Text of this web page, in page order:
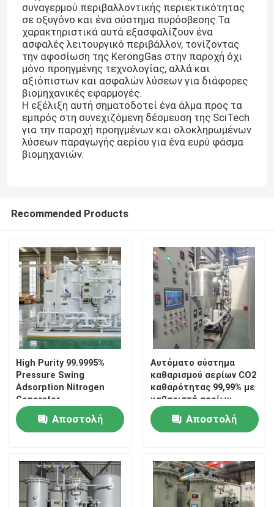
Σπίτι
Προϊόντα
Σχετικά με εμάς
Επισκεψή εργοστασίου
Έλεγχος ποιότητας
Επικοινωνήστε μαζί μας
συναγερμού περιβαλλοντικής περιεκτικότητας
σε οξυγόνο και ένα σύστημα πυρόσβεσης.Τα
χαρακτηριστικά αυτά εξασφαλίζουν ένα
ασφαλές λειτουργικό περιβάλλον, τονίζοντας
την αφοσίωση της KerongGas στην παροχή όχι
μόνο προηγμένης τεχνολογίας, αλλά και
αξιόπιστων και ασφαλών λύσεων για διάφορες
βιομηχανικές εφαρμογές.
Η εξέλιξη αυτή σηματοδοτεί ένα άλμα προς τα
εμπρός στη συνεχιζόμενη δέσμευση της SciTech
για την παροχή προηγμένων και ολοκληρωμένων
λύσεων παραγωγής αερίου για ένα ευρύ φάσμα
βιομηχανιών.
Recommended Products
High Purity 99.9995%
Pressure Swing
Adsorption Nitrogen
Generator
Αποστολή
Αυτόματο σύστημα
καθαρισμού αερίων CO2
καθαρότητας 99,99% με
καθαριστή αερίων
Αποστολή